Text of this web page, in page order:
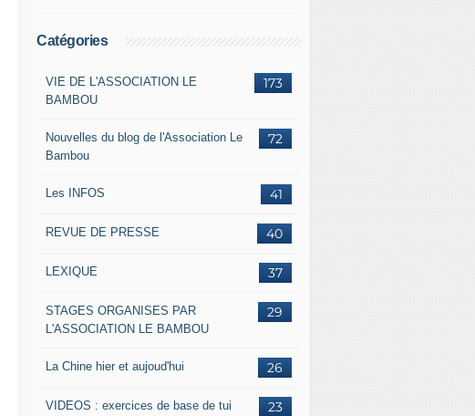
Catégories
173
VIE DE L'ASSOCIATION LE
BAMBOU
72
Nouvelles du blog de l'Association Le
Bambou
41
Les INFOS
40
REVUE DE PRESSE
37
LEXIQUE
29
STAGES ORGANISES PAR
L'ASSOCIATION LE BAMBOU
26
La Chine hier et aujoud'hui
23
VIDEOS : exercices de base de tui